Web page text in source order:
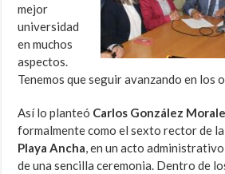
mejor
universidad
en muchos
aspectos.
Tenemos que seguir avanzando en los
Así lo planteó Carlos González
formalmente como el sexto rector de la
Playa Ancha, en un acto
de una sencilla ceremonia. Dentro de